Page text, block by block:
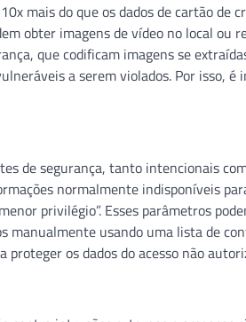
mais do que os dados de cartão de
obter imagens de vídeo no local
que codificam imagens se
a serem violados. Por isso,
de segurança, tanto intencionais
normalmente indisponíveis
privilégio”. Esses parâmetros
usando uma lista de
os dados do acesso não